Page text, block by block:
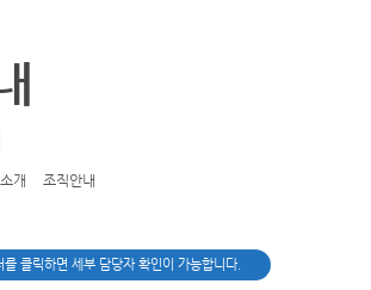
개 조직안내
를 클릭하면 세부 담당자 확인이 가능합니다.